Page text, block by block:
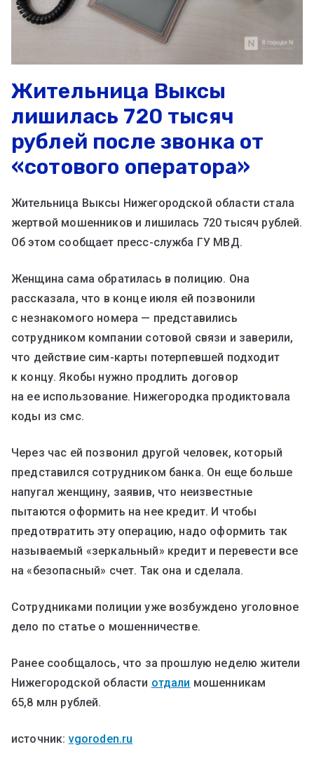
Жительница Выксы
лишилась 720 тысяч
рублей после звонка от
«сотового оператора»
Жительница Выксы Нижегородской области стала
жертвой мошенников и лишилась 720 тысяч рублей.
Об этом сообщает пресс-служба ГУ МВД.
Женщина сама обратилась в полицию. Она
рассказала, что в конце июля ей позвонили
с незнакомого номера — представились
сотрудником компании сотовой связи и заверили,
что действие сим-карты потерпевшей подходит
к концу. Якобы нужно продлить договор
на ее использование. Нижегородка продиктовала
коды из смс.
Через час ей позвонил другой человек, который
представился сотрудником банка. Он еще больше
напугал женщину, заявив, что неизвестные
пытаются оформить на нее кредит. И чтобы
предотвратить эту операцию, надо оформить так
называемый «зеркальный» кредит и перевести все
на «безопасный» счет. Так она и сделала.
Сотрудниками полиции уже возбуждено уголовное
дело по статье о мошенничестве.
Ранее сообщалось, что за прошлую неделю жители
Нижегородской области отдали мошенникам
65,8 млн рублей.
источник: vgoroden.ru